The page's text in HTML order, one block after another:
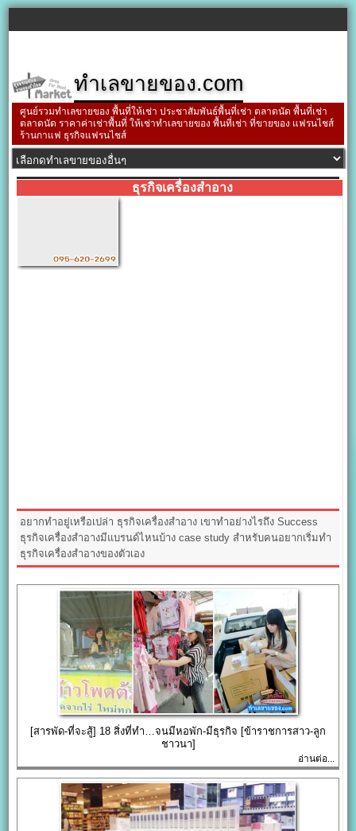
ทำเลขายของ.com
ศูนย์รวมทำเลขายของ พื้นที่ให้เช่า ประชาสัมพันธ์พื้นที่เช่า ตลาดนัด พื้นที่เช่า
ตลาดนัด ราคาค่าเช่าพื้นที่ ให้เช่าทำเลขายของ พื้นที่เช่า ที่ขายของ แฟรนไชส์
ร้านกาแฟ ธุรกิจแฟรนไชส์
ธุรกิจเครื่องสำอาง
อยากทำอยู่เหรือเปล่า ธุรกิจเครื่องสำอาง เขาทำอย่างไรถึง Success
ธุรกิจเครื่องสำอางมีแบรนด์ไหนบ้าง case study สำหรับคนอยากเริ่มทำ
ธุรกิจเครื่องสำอางของตัวเอง
[สารพัด-ที่จะสู้] 18 สิ่งที่ทำ…จนมีหอพัก-มีธุรกิจ [ข้าราชการสาว-ลูก
ชาวนา]
อ่านต่อ...